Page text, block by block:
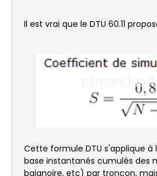
Il est vrai que le DTU 60.11
Cette formule DTU s'applique
base instantanés cumulés des
baignoire, etc) par tronçon,